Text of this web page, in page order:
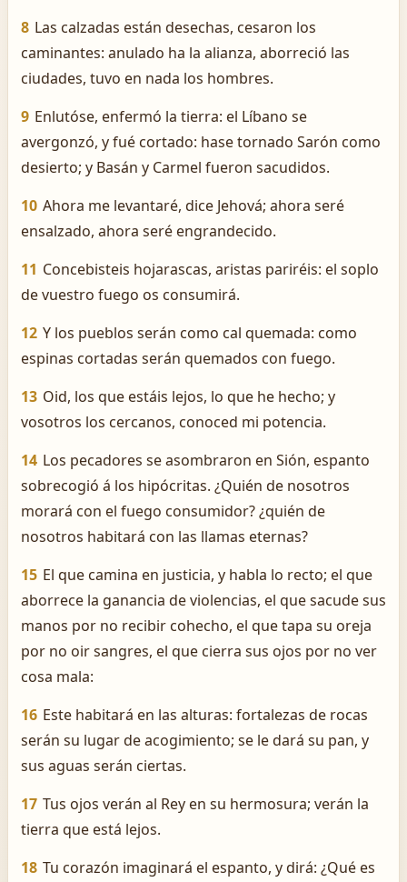
8 Las calzadas están desechas, cesaron los
caminantes: anulado ha la alianza, aborreció las
ciudades, tuvo en nada los hombres.
9 Enlutóse, enfermó la tierra: el Líbano se
avergonzó, y fué cortado: hase tornado Sarón como
desierto; y Basán y Carmel fueron sacudidos.
10 Ahora me levantaré, dice Jehová; ahora seré
ensalzado, ahora seré engrandecido.
11 Concebisteis hojarascas, aristas pariréis: el soplo
de vuestro fuego os consumirá.
12 Y los pueblos serán como cal quemada: como
espinas cortadas serán quemados con fuego.
13 Oid, los que estáis lejos, lo que he hecho; y
vosotros los cercanos, conoced mi potencia.
14 Los pecadores se asombraron en Sión, espanto
sobrecogió á los hipócritas. ¿Quién de nosotros
morará con el fuego consumidor? ¿quién de
nosotros habitará con las llamas eternas?
15 El que camina en justicia, y habla lo recto; el que
aborrece la ganancia de violencias, el que sacude sus
manos por no recibir cohecho, el que tapa su oreja
por no oir sangres, el que cierra sus ojos por no ver
cosa mala:
16 Este habitará en las alturas: fortalezas de rocas
serán su lugar de acogimiento; se le dará su pan, y
sus aguas serán ciertas.
17 Tus ojos verán al Rey en su hermosura; verán la
tierra que está lejos.
18 Tu corazón imaginará el espanto, y dirá: ¿Qué es